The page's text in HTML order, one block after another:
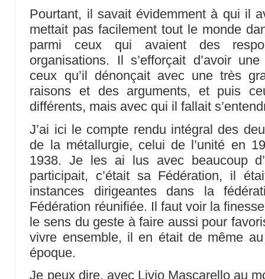
Pourtant, il savait évidemment à qui il
mettait pas facilement tout le monde
parmi ceux qui avaient des
organisations. Il s’efforçait d’avoir
ceux qu’il dénonçait avec une très
raisons et des arguments, et puis
différents, mais avec qui il fallait
J’ai ici le compte rendu intégral des
de la métallurgie, celui de l’unité en
1938. Je les ai lus avec beaucoup
participait, c’était sa Fédération, il
instances dirigeantes dans la
Fédération réunifiée. Il faut voir la
le sens du geste à faire aussi pour
vivre ensemble, il en était de même
époque.
Je peux dire, avec Livio Mascarello au